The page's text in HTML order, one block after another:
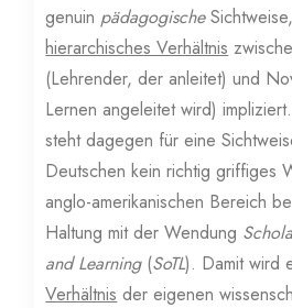
genuin pädagogische
hierarchisches Verhältnis
(Lehrender, der anleitet) und
Lernen angeleitet wird)
steht dagegen für eine
Deutschen kein richtig griffiges
anglo-amerikanischen Bereich
Haltung mit der Wendung
and Learning (SoTL). Damit wird
Verhältnis der eigenen